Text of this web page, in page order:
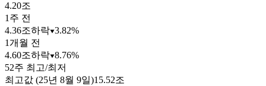
4.20조
1주 전
4.36조하락 3.82%
1개월 전
4.60조하락 8.76%
52주 최고/최저
최고값 (25년 8월 9일)15.52조